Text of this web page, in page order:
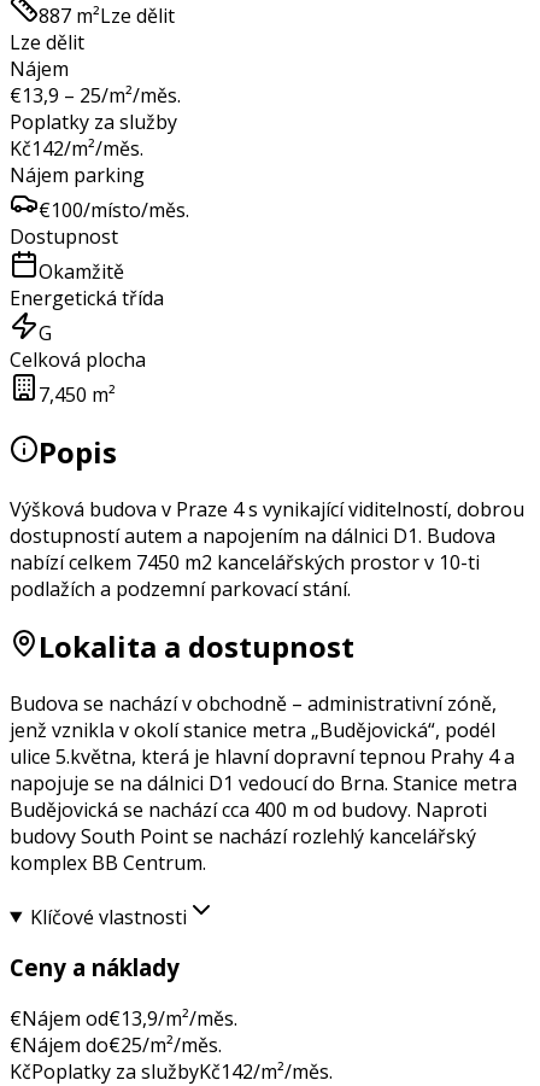
887 m²Lze dělit
Lze dělit
Nájem
€13,9 – 25/m²/měs.
Poplatky za služby
Kč142/m²/měs.
Nájem parking
€100/místo/měs.
Dostupnost
Okamžitě
Energetická třída
G
Celková plocha
7,450 m²
Popis
Výšková budova v Praze 4 s vynikající viditelností, dobrou
dostupností autem a napojením na dálnici D1. Budova
nabízí celkem 7450 m2 kancelářských prostor v 10-ti
podlažích a podzemní parkovací stání.
Lokalita a dostupnost
Budova se nachází v obchodně – administrativní zóně,
jenž vznikla v okolí stanice metra „Budějovická“, podél
ulice 5.května, která je hlavní dopravní tepnou Prahy 4 a
napojuje se na dálnici D1 vedoucí do Brna. Stanice metra
Budějovická se nachází cca 400 m od budovy. Naproti
budovy South Point se nachází rozlehlý kancelářský
komplex BB Centrum.
Klíčové vlastnosti
Ceny a náklady
€Nájem od€13,9/m²/měs.
€Nájem do€25/m²/měs.
KčPoplatky za službyKč142/m²/měs.